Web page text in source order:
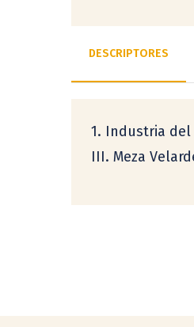
DESCRIPTORES
1. Industria del
III. Meza